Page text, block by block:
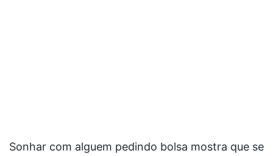
Sonhar com alguem pedindo bolsa mostra que se